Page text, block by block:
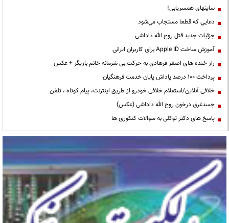
سایتهای همسریابی!
دعايي كه قطعا مستجاب مي‌شود
جزئیات جدید قتل روح الله داداشی
آموزش ساخت Apple ID برای کاربران ایرانی
راز خنده های اصغر فرهادی به حرکت بی شرمانه خانم بازیگر + عکس
پرداخت ۱۰۰ درصد پاداش پایان خدمت فرهنگیان
خلافی آنلاین/استعلام خلافی خودرو از طریق اینترنت، پیام کوتاه ، تلفن
جسدغرق درخون روح الله داداشی (عکس)
پاسخ های دکتر توکلی به سوالات کنکوری ها